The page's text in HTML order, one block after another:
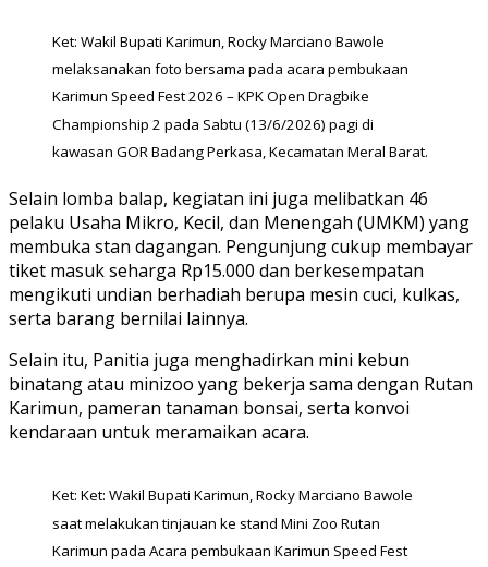
Ket: Wakil Bupati Karimun, Rocky Marciano Bawole
melaksanakan foto bersama pada acara pembukaan
Karimun Speed Fest 2026 – KPK Open Dragbike
Championship 2 pada Sabtu (13/6/2026) pagi di
kawasan GOR Badang Perkasa, Kecamatan Meral Barat.
Selain lomba balap, kegiatan ini juga melibatkan 46
pelaku Usaha Mikro, Kecil, dan Menengah (UMKM) yang
membuka stan dagangan. Pengunjung cukup membayar
tiket masuk seharga Rp15.000 dan berkesempatan
mengikuti undian berhadiah berupa mesin cuci, kulkas,
serta barang bernilai lainnya.
Selain itu, Panitia juga menghadirkan mini kebun
binatang atau minizoo yang bekerja sama dengan Rutan
Karimun, pameran tanaman bonsai, serta konvoi
kendaraan untuk meramaikan acara.
Ket: Ket: Wakil Bupati Karimun, Rocky Marciano Bawole
saat melakukan tinjauan ke stand Mini Zoo Rutan
Karimun pada Acara pembukaan Karimun Speed Fest